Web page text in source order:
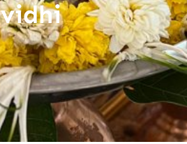
vidhi